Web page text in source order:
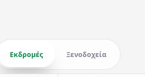
Εκδρομές Ξενοδοχεία